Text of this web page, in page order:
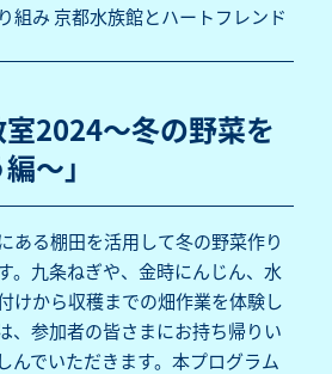
組み 京都水族館とハートフレンド
室2024～冬の野菜を
～」
ある棚田を活用して冬の野菜作り
。九条ねぎや、金時にんじん、水
けから収穫までの畑作業を体験し
、参加者の皆さまにお持ち帰りい
んでいただきます。本プログラム